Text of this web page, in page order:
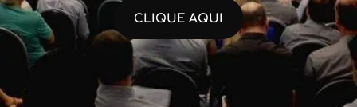
CLIQUE AQUI